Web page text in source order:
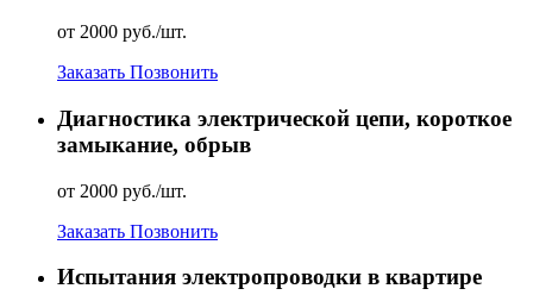
от 2000 руб./шт.
Заказать Позвонить
Диагностика электрической цепи, короткое
замыкание, обрыв
от 2000 руб./шт.
Заказать Позвонить
Испытания электропроводки в квартире